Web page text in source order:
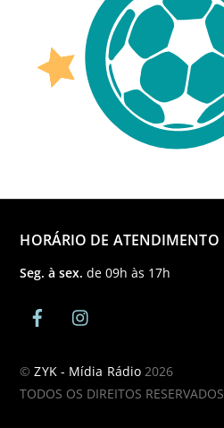
HORÁRIO DE ATENDIMENTO
Seg. à sex. de 09h às 17h
©ZYK - Mídia Rádio 2026
TODOS OS DIREITOS RESERVADOS